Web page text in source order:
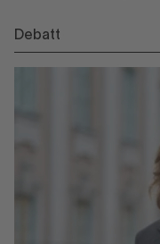
Debatt